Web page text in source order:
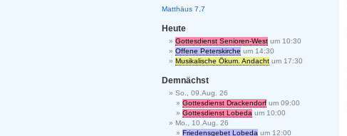
Matthäus 7,7
Heute
Gottesdienst Senioren-West um 10:30
Offene Peterskirche um 14:30
Musikalische Ökum. Andacht um 17:30
Demnächst
So., 09.Aug. 26
Gottesdienst Drackendorf um 09:00
Gottesdienst Lobeda um 10:00
Mo., 10.Aug. 26
Friedensgebet Lobeda um 12:00